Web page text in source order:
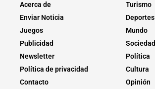
Acerca de
Enviar Noticia
Juegos
Publicidad
Newsletter
Política de privacidad
Contacto
Turismo
Deportes
Mundo
Sociedad
Política
Cultura
Opinión